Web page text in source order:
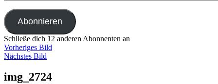
Abonnieren
Schließe dich 12 anderen Abonnenten an
Vorheriges Bild
Nächstes Bild
img_2724